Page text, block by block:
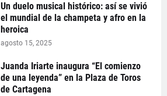
Un duelo musical histórico: así se vivió
el mundial de la champeta y afro en la
heroica
agosto 15, 2025
Juanda Iriarte inaugura “El comienzo
de una leyenda” en la Plaza de Toros
de Cartagena